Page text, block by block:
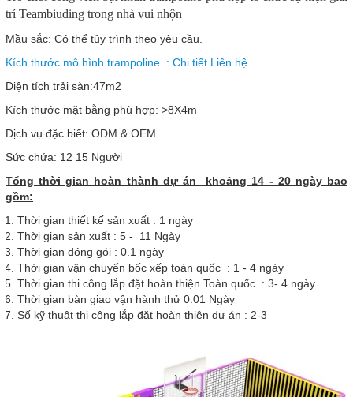
trí Teambiuding trong nhà vui nhộn
Mầu sắc: Có thể tủy trình theo yêu cầu.
Kích thước mô hình trampoline : Chi tiết Liên hệ
Diện tích trải sàn:47m2
Kích thước mặt bằng phù hợp: >8X4m
Dịch vụ đặc biết: ODM & OEM
Sức chứa: 12 15 Người
Tổng thời gian hoàn thành dự án khoảng 14 - 20 ngày bao
gồm:
Thời gian thiết kế sản xuất : 1 ngày
Thời gian sản xuất : 5 - 11 Ngày
Thời gian đóng gói : 0.1 ngày
Thời gian vận chuyển bốc xếp toàn quốc : 1 - 4 ngày
Thời gian thi công lắp đặt hoàn thiện Toàn quốc : 3- 4 ngày
Thời gian bàn giao vận hành thử 0.01 Ngày
Số kỹ thuật thi công lắp đặt hoàn thiện dự án : 2-3